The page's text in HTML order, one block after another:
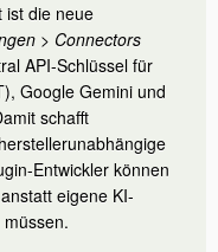
ist die neue
> Connectors
API-Schlüssel für
Google Gemini und
schafft
Entwickler können
eigene KI-